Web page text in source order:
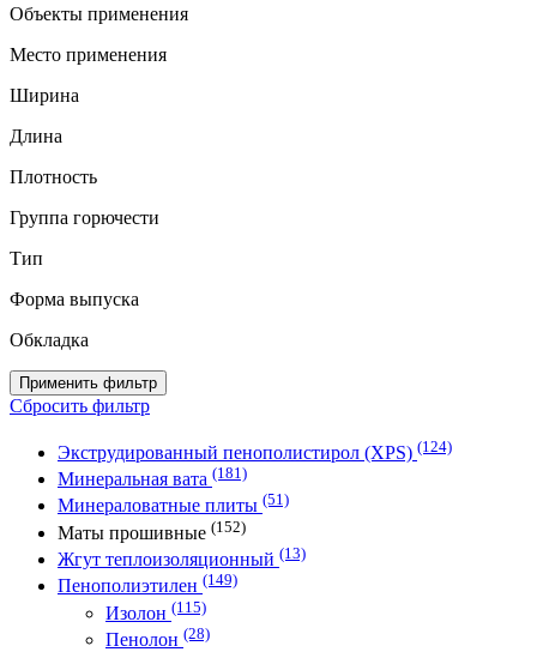
Объекты применения
Место применения
Ширина
Длина
Плотность
Группа горючести
Тип
Форма выпуска
Обкладка
Применить фильтр
Сбросить фильтр
Экструдированный пенополистирол (XPS) (124)
Минеральная вата (181)
Минераловатные плиты (51)
Маты прошивные (152)
Жгут теплоизоляционный (13)
Пенополиэтилен (149)
Изолон (115)
Пенолон (28)